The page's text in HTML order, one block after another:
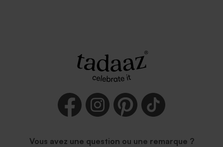
Vous avez une question ou une remarque ?